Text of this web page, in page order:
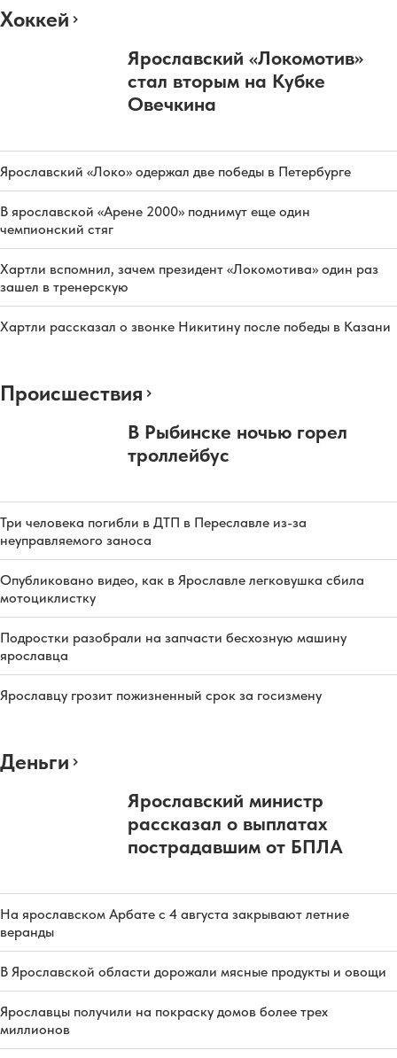
Хоккей
Ярославский «Локомотив»
стал вторым на Кубке
Овечкина
Ярославский «Локо» одержал две победы в Петербурге
В ярославской «Арене 2000» поднимут еще один
чемпионский стяг
Хартли вспомнил, зачем президент «Локомотива» один раз
зашел в тренерскую
Хартли рассказал о звонке Никитину после победы в Казани
Происшествия
В Рыбинске ночью горел
троллейбус
Три человека погибли в ДТП в Переславле из-за
неуправляемого заноса
Опубликовано видео, как в Ярославле легковушка сбила
мотоциклистку
Подростки разобрали на запчасти бесхозную машину
ярославца
Ярославцу грозит пожизненный срок за госизмену
Деньги
Ярославский министр
рассказал о выплатах
пострадавшим от БПЛА
На ярославском Арбате с 4 августа закрывают летние
веранды
В Ярославской области дорожали мясные продукты и овощи
Ярославцы получили на покраску домов более трех
миллионов